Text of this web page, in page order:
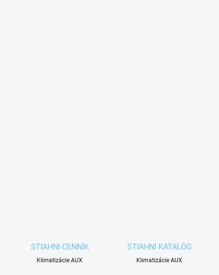
STIAHNI CENNÍK
Klimatizácie AUX
STIAHNI KATALÓG
Klimatizácie AUX